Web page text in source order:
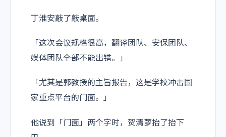
丁淮安敲了敲桌面。
「这次会议规格很高，翻译团队、安保团队、
媒体团队全部不能出错。」
「尤其是郭教授的主旨报告，这是学校冲击国
家重点平台的门面。」
他说到「门面」两个字时，贺清萝抬了抬下